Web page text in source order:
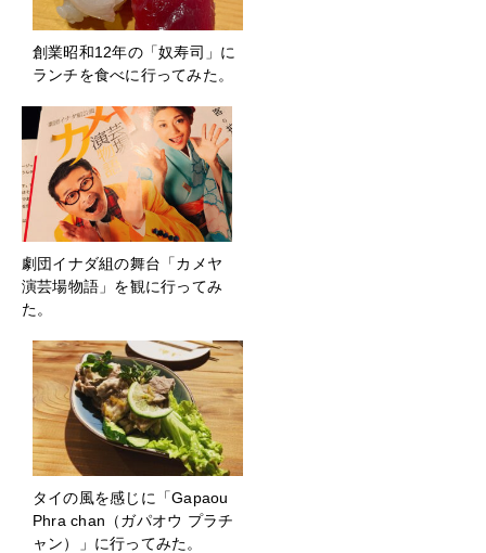
創業昭和12年の「奴寿司」に
ランチを食べに行ってみた。
劇団イナダ組の舞台「カメヤ
演芸場物語」を観に行ってみ
た。
タイの風を感じに「Gapaou
Phra chan（ガパオウ プラチ
ャン）」に行ってみた。